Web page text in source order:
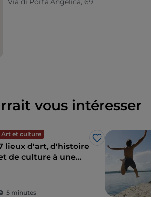
Via di Porta Angelica, 69
vous intéresser
Art et culture
J’aime
lieux d'art, d'histoire
de culture à une
5 minutes